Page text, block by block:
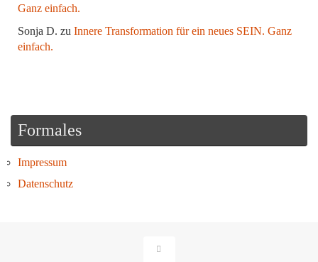
Ganz einfach.
Sonja D. zu Innere Transformation für ein neues SEIN. Ganz
einfach.
Formales
Impressum
Datenschutz